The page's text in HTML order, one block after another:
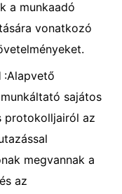
a munkaadó
vonatkozó
:Alapvető
sajátos
protokolljairól az
megvannak a
az